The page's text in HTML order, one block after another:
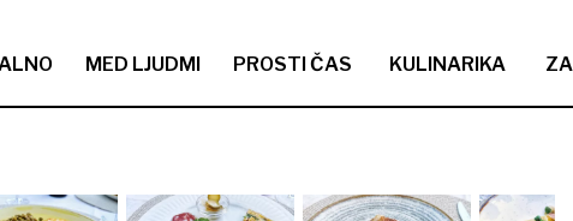
MED LJUDMI PROSTI ČAS KULINARIKA